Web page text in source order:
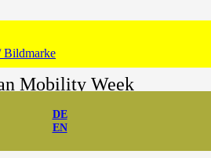
DE
EN
Mobi­li­ty Week